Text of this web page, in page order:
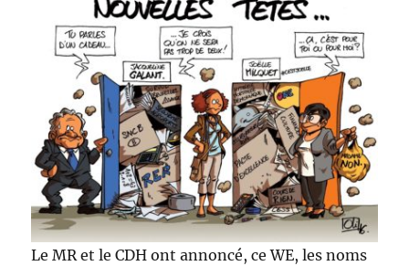
Le MR et le CDH ont annoncé, ce WE, les noms